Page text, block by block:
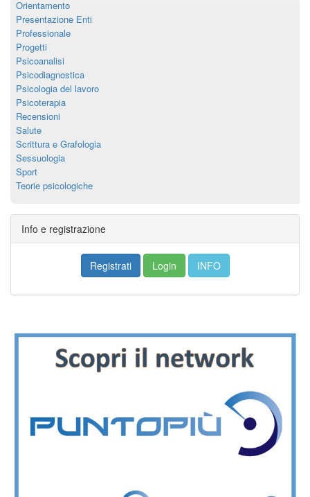
Orientamento
Presentazione Enti
Professionale
Progetti
Psicoanalisi
Psicodiagnostica
Psicologia del lavoro
Psicoterapia
Recensioni
Salute
Scrittura e Grafologia
Sessuologia
Sport
Teorie psicologiche
Info e registrazione
Registrati Login INFO